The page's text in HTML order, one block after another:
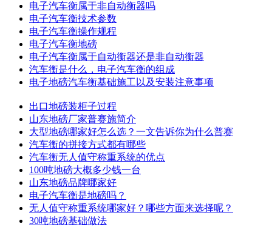
电子汽车衡属于非自动衡器吗
电子汽车衡技术参数
电子汽车衡操作规程
电子汽车衡地磅
电子汽车衡属于自动衡器还是非自动衡器
汽车衡是什么，电子汽车衡的组成
电子地磅汽车衡基础施工以及安装注意事项
出口地磅装柜子过程
山东地磅厂家普赛施简介
大型地磅哪家好怎么选？一文告诉你为什么普赛
汽车衡的拼接方式都有哪些
汽车衡无人值守称重系统的优点
100吨地磅大概多少钱一台
山东地磅品牌哪家好
电子汽车衡是地磅吗？
无人值守称重系统哪家好？哪些方面来选择呢？
30吨地磅基础做法